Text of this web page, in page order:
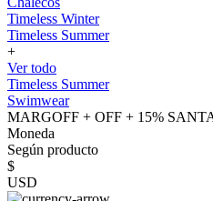
Timeless Winter
Timeless Summer
+
Ver todo
Timeless Summer
Swimwear
MARGOFF + OFF + 15%
Moneda
Según producto
$
USD